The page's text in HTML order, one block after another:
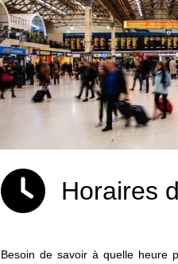
Horaires
Besoin de savoir à quelle heure